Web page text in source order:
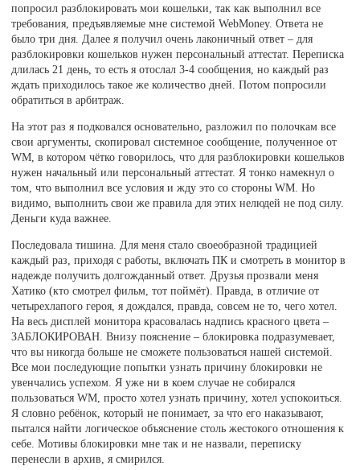
попросил разблокировать мои кошельки, так как выполнил все
требования, предъявляемые мне системой WebMoney. Ответа не
было три дня. Далее я получил очень лаконичный ответ – для
разблокировки кошельков нужен персональный аттестат. Переписка
длилась 21 день, то есть я отослал 3-4 сообщения, но каждый раз
ждать приходилось такое же количество дней. Потом попросили
обратиться в арбитраж.
На этот раз я подковался основательно, разложил по полочкам все
свои аргументы, скопировал системное сообщение, полученное от
WM, в котором чётко говорилось, что для разблокировки кошельков
нужен начальный или персональный аттестат. Я тонко намекнул о
том, что выполнил все условия и жду это со стороны WM. Но
видимо, выполнить свои же правила для этих нелюдей не под силу.
Деньги куда важнее.
Последовала тишина. Для меня стало своеобразной традицией
каждый раз, приходя с работы, включать ПК и смотреть в монитор в
надежде получить долгожданный ответ. Друзья прозвали меня
Хатико (кто смотрел фильм, тот поймёт). Правда, в отличие от
четырехлапого героя, я дождался, правда, совсем не то, чего хотел.
На весь дисплей монитора красовалась надпись красного цвета –
ЗАБЛОКИРОВАН. Внизу пояснение – блокировка подразумевает,
что вы никогда больше не сможете пользоваться нашей системой.
Все мои последующие попытки узнать причину блокировки не
увенчались успехом. Я уже ни в коем случае не собирался
пользоваться WM, просто хотел узнать причину, хотел успокоиться.
Я словно ребёнок, который не понимает, за что его наказывают,
пытался найти логическое объяснение столь жестокого отношения к
себе. Мотивы блокировки мне так и не назвали, переписку
перенесли в архив, я смирился.